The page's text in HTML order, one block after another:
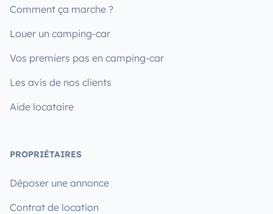
Comment ça marche ?
Louer un camping-car
Vos premiers pas en camping-car
Les avis de nos clients
Aide locataire
PROPRIÉTAIRES
Déposer une annonce
Contrat de location